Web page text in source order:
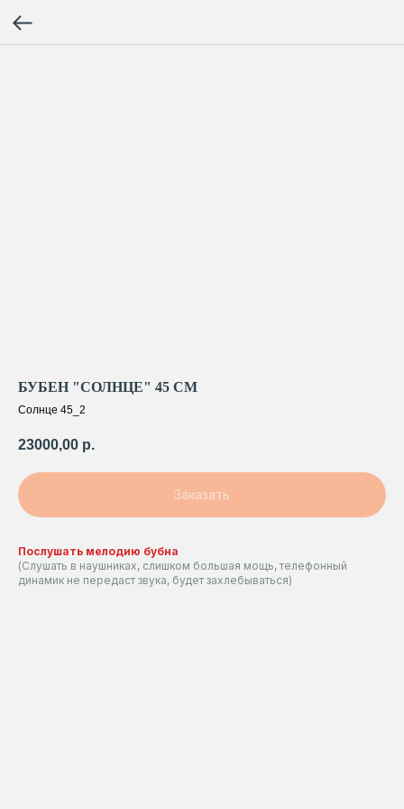
БУБЕН "СОЛНЦЕ" 45 СМ
Солнце 45_2
23000,00 р.
Заказать
Послушать мелодию бубна
(Слушать в наушниках, слишком большая мощь, телефонный
динамик не передаст звука, будет захлебываться)